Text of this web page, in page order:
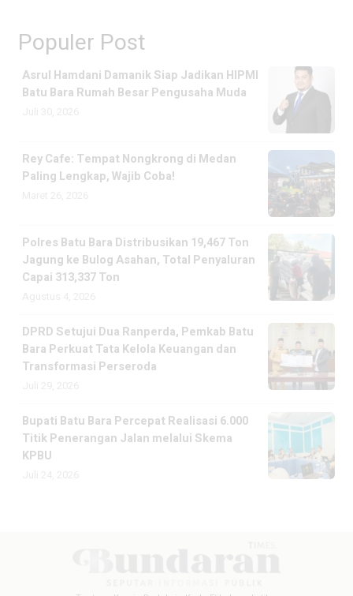
Populer Post
Asrul Hamdani Damanik Siap Jadikan HIPMI
Batu Bara Rumah Besar Pengusaha Muda
Rey Cafe: Tempat Nongkrong di Medan
Paling Lengkap, Wajib Coba!
Polres Batu Bara Distribusikan 19,467 Ton
Jagung ke Bulog Asahan, Total Penyaluran
Capai 313,337 Ton
DPRD Setujui Dua Ranperda, Pemkab Batu
Bara Perkuat Tata Kelola Keuangan dan
Transformasi Perseroda
Bupati Batu Bara Percepat Realisasi 6.000
Titik Penerangan Jalan melalui Skema
KPBU